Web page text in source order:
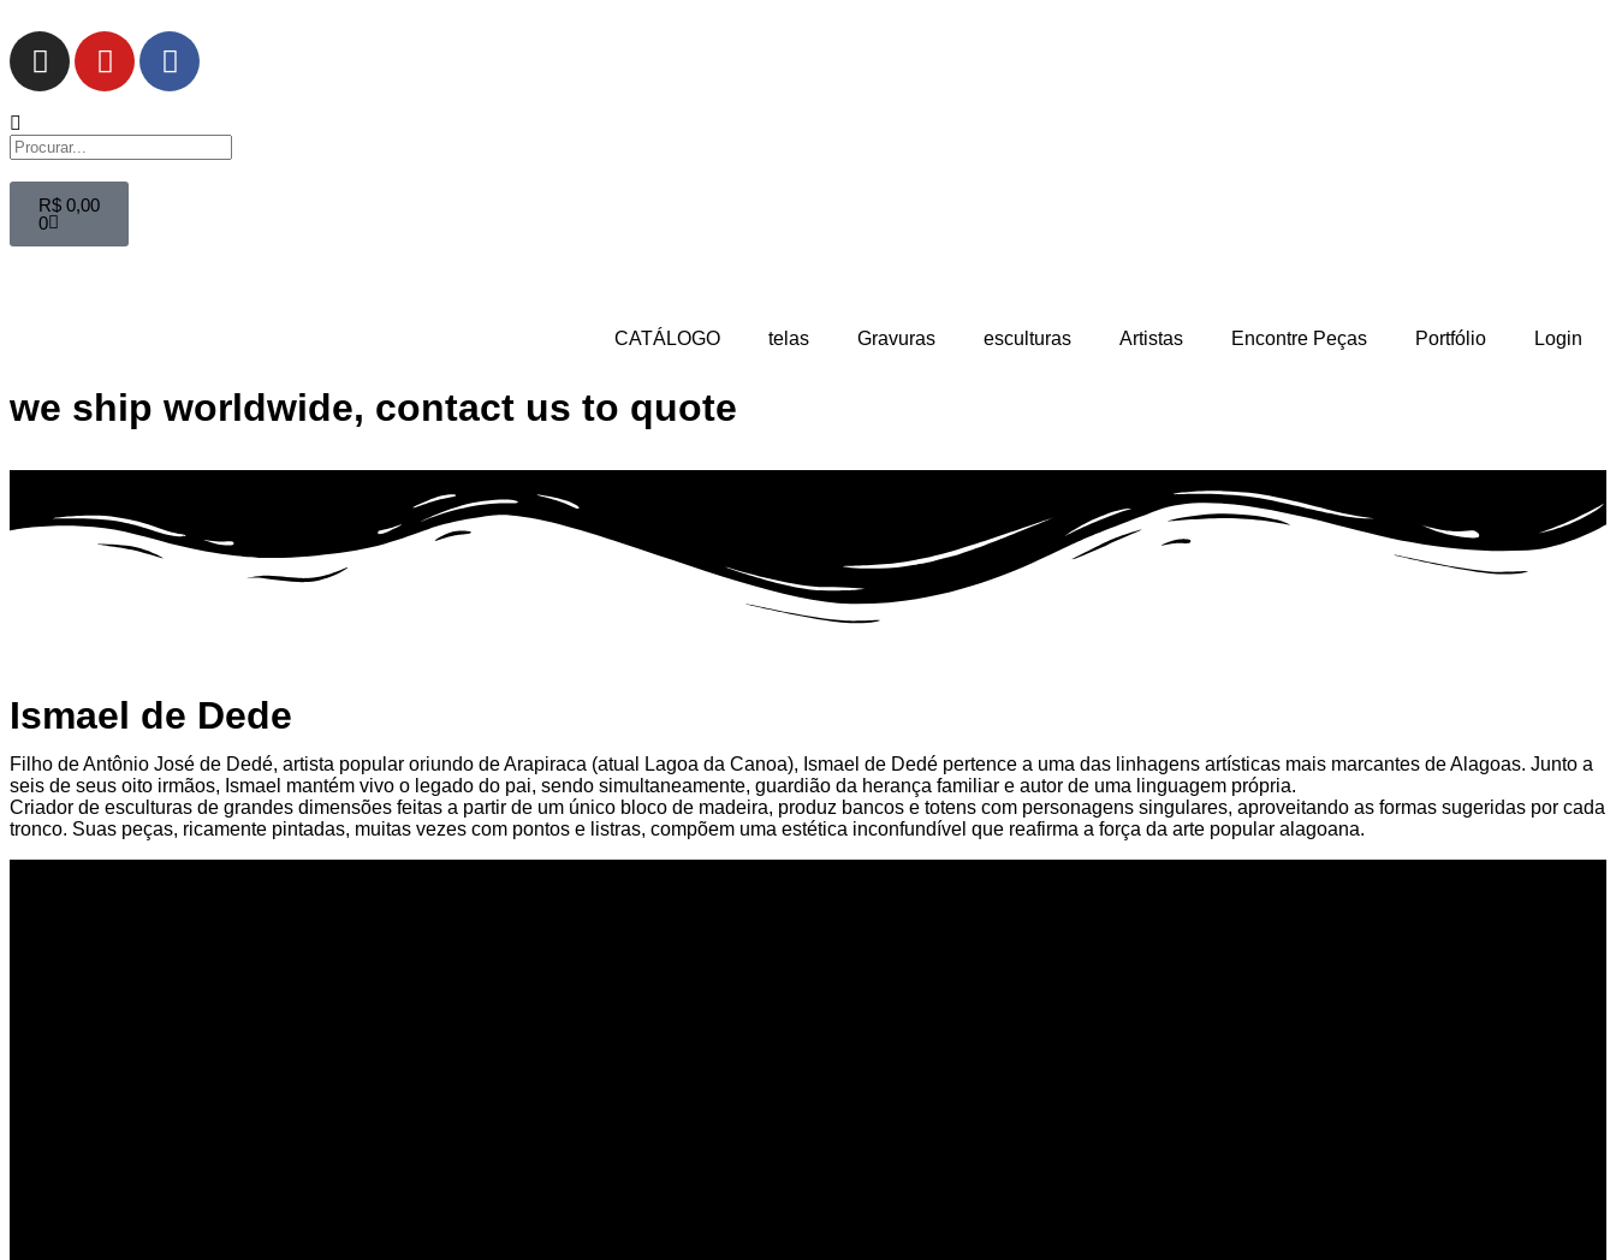
R$ 0,00
0
CATÁLOGO telas Gravuras esculturas Artistas Encontre Peças Portfólio Login
we ship worldwide, contact us to quote
Ismael de Dede
Filho de Antônio José de Dedé, artista popular oriundo de Arapiraca (atual Lagoa da Canoa), Ismael de Dedé pertence a uma das linhagens artísticas mais marcantes de Alagoas. Junto a
seis de seus oito irmãos, Ismael mantém vivo o legado do pai, sendo simultaneamente, guardião da herança familiar e autor de uma linguagem própria.
Criador de esculturas de grandes dimensões feitas a partir de um único bloco de madeira, produz bancos e totens com personagens singulares, aproveitando as formas sugeridas por cada
tronco. Suas peças, ricamente pintadas, muitas vezes com pontos e listras, compõem uma estética inconfundível que reafirma a força da arte popular alagoana.